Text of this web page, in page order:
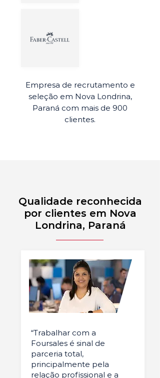
Empresa de recrutamento e
seleção em Nova Londrina,
Paraná com mais de 900
clientes.
Qualidade reconhecida
por clientes em Nova
Londrina, Paraná
“Trabalhar com a
Foursales é sinal de
parceria total,
principalmente pela
relação profissional e a